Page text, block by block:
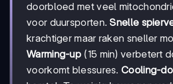
doorbloed met veel
voor duursporten.Snelle
krachtiger maar raken sneller
Warming-up (15 min) verbetert
voorkomt blessures.Cooling-